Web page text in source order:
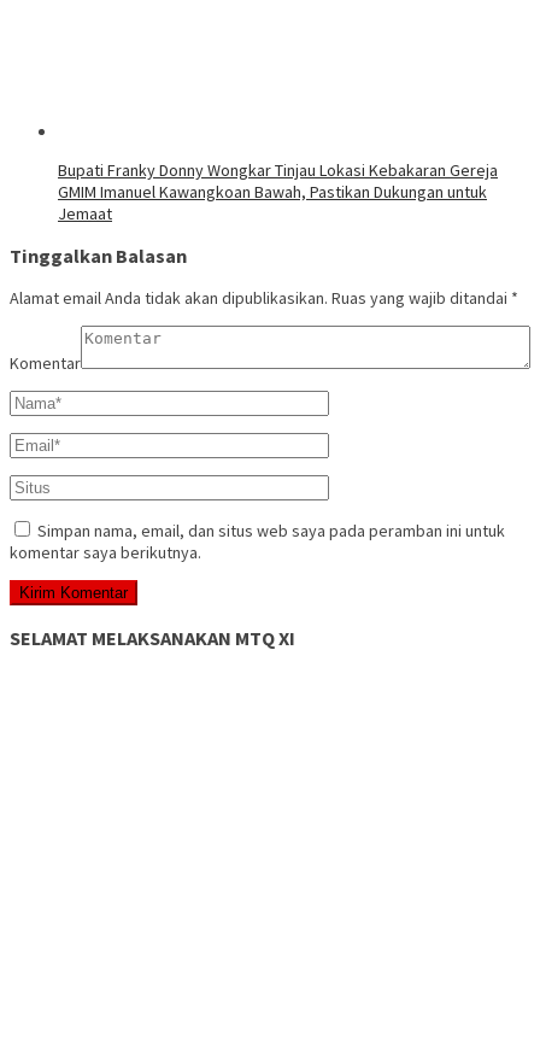
Bupati Franky Donny Wongkar Tinjau Lokasi Kebakaran Gereja
GMIM Imanuel Kawangkoan Bawah, Pastikan Dukungan untuk
Jemaat
Tinggalkan Balasan
Alamat email Anda tidak akan dipublikasikan. Ruas yang wajib ditandai *
Komentar
Simpan nama, email, dan situs web saya pada peramban ini untuk
komentar saya berikutnya.
SELAMAT MELAKSANAKAN MTQ XI